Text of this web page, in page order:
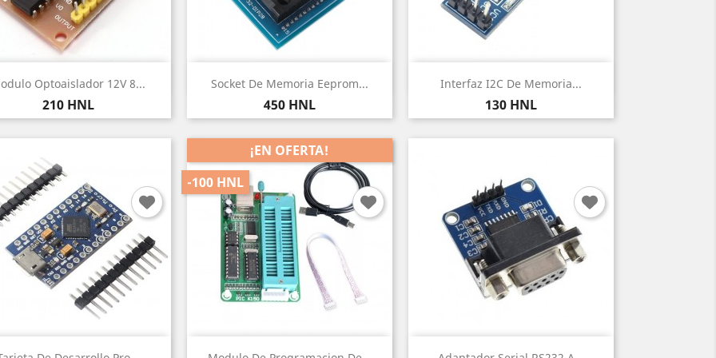
Optoaislador 12V 8...
Precio
210 HNL
Vista rápida Socket De Memoria Eeprom...
Precio
450 HNL
Vista rápida Interfaz I2C De Memoria...
Precio
130 HNL
 Vista rápida
Vista rápida
-100 HNL
¡EN OFERTA!
Vista rápida Vista rápida